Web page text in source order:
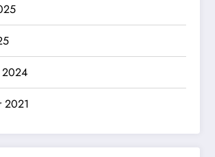
2024
2021